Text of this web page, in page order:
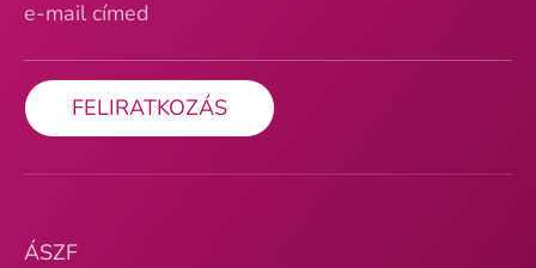
e-mail címed
FELIRATKOZÁS
ÁSZF